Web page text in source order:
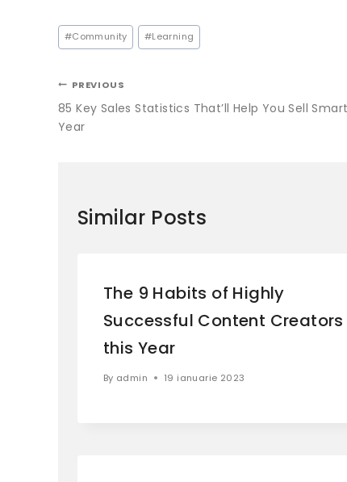
#Community #Learning
PREVIOUS
85 Key Sales Statistics That’ll Help You Sell
Year
Similar Posts
The 9 Habits of Highly
Successful Content Creators
this Year
By admin 19 ianuarie 2023